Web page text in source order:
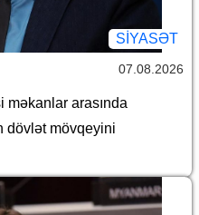
SİYASƏT
07.08.2026
arasında
dövlət mövqeyini